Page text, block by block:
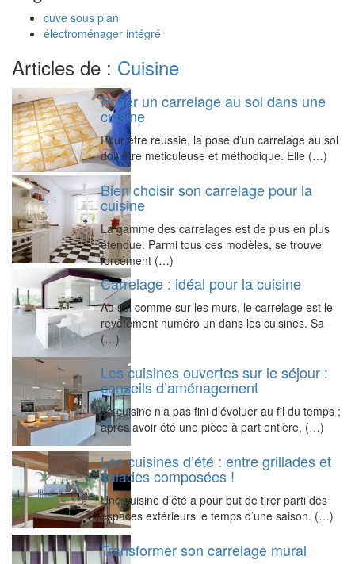
cuve sous plan
électroménager intégré
Articles de : Cuisine
Poser un carrelage au sol dans une
cuisine
Pour être réussie, la pose d’un carrelage au sol
doit être méticuleuse et méthodique. Elle (…)
Bien choisir son carrelage pour la
cuisine
La gamme des carrelages est de plus en plus
étendue. Parmi tous ces modèles, se trouve
forcément (…)
Carrelage : idéal pour la cuisine
Au sol comme sur les murs, le carrelage est le
revêtement numéro un dans les cuisines. Sa
(…)
Les cuisines ouvertes sur le séjour :
conseils d’aménagement
La cuisine n’a pas fini d’évoluer au fil du temps ;
après avoir été une pièce à part entière, (…)
Les cuisines d’été : entre grillades et
salades composées !
Une cuisine d’été a pour but de tirer parti des
espaces extérieurs le temps d’une saison. (…)
Transformer son carrelage mural